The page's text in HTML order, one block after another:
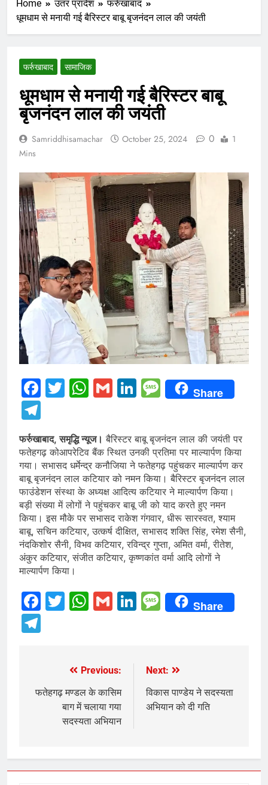
Home उतर प्रादेश
फर्रुखाबाद
धूमधाम से मनायी गई बैरिस्टर बाबू बृजनंदन लाल की जयंती
फर्रुखाबाद सामाजिक
धूमधाम से मनायी गई बैरिस्टर बाबू
बृजनंदन लाल की जयंती
Samriddhisamachar October 25, 2024 0
1
Mins
Facebook
Twitter
WhatsApp
GmailLinkedIn
Message
Share
फर्रुखाबाद, समृद्धि न्यूज। बैरिस्टर बाबू बृजनंदन लाल की जयंती पर
फतेहगढ़ कोआपरेटिव बैंक स्थित उनकी प्रतिमा पर माल्यार्पण किया
गया। सभासद धर्मेन्द्र कनौजिया ने फतेहगढ़ पहुंचकर माल्यार्पण कर
बाबू बृजनंदन लाल कटियार को नमन किया। बैरिस्टर बृजनंदन लाल
फाउंडेशन संस्था के अध्यक्ष आदित्य कटियार ने माल्यार्पण किया।
बड़ी संख्या में लोगों ने पहुंचकर बाबू जी को याद करते हुए नमन
किया। इस मौके पर सभासद राकेश गंगवार, धीरू सारस्वत, श्याम
बाबू, सचिन कटियार, उत्कर्ष दीक्षित, सभासद शक्ति सिंह, रमेश सैनी,
नंदकिशोर सैनी, विभव कटियार, रविन्द्र गुप्ता, अमित वर्मा, रीतेश,
अंकुर कटियार, संजीत कटियार, कृष्णकांत वर्मा आदि लोगों ने
माल्यार्पण किया।
Facebook
Twitter
WhatsApp
GmailLinkedIn
Message
Share
navigation
Previous:
फतेहगढ़ मण्डल के कासिम
बाग में चलाया गया
सदस्यता अभियान
Next:
विकास पाण्डेय ने सदस्यता
अभियान को दी गति